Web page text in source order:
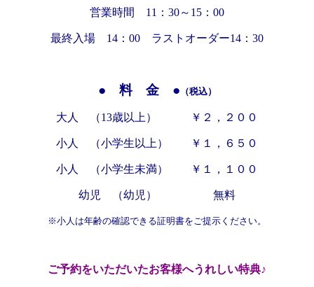
営業時間 11：30～15：00
最終入場 14：00 ラストオーダー14：30
● 料 金 ● （税込）
大人 （13歳以上） ￥２，２００
小人 （小学生以上） ￥１，６５０
小人 （小学生未満） ￥１，１００
幼児 （幼児） 無料
※小人は年齢の確認できる証明書をご提示ください。
ご予約をいただいたお客様へうれしい特典♪